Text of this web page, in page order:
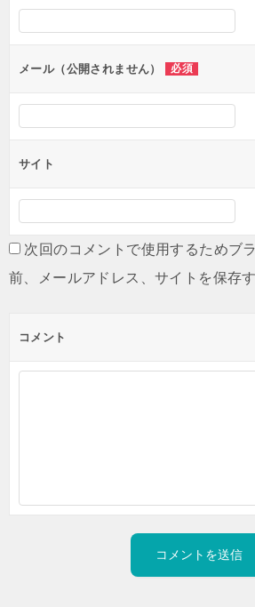
シ
ョ
ンメール（公開されません） 必須
サイト
次回のコメントで使用するためブ
前、メールアドレス、サイトを保存す
コメント